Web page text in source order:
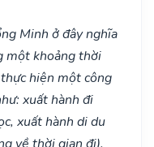
Minh ở đây nghĩa
một khoảng thời
hiện một công
xuất hành đi
xuất hành di du